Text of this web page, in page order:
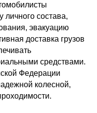
личного состава,
эвакуацию
доставка грузов
средствами.
Федерации
колесной,